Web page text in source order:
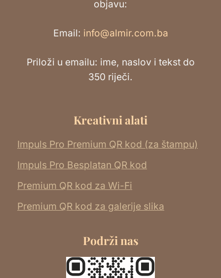
objavu:
Email: info@almir.com.ba
Priloži u emailu: ime, naslov i tekst do
350 riječi.
Kreativni alati
Impuls Pro Premium QR kod (za štampu)
Impuls Pro Besplatan QR kod
Premium QR kod za Wi-Fi
Premium QR kod za galerije slika
Podrži nas